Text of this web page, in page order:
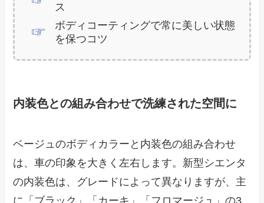
ス
ボディコーティングで常に美しい状態
を保つコツ
内装色との組み合わせで洗練された空間に
ベージュのボディカラーと内装色の組み合わせ
は、車の印象を大きく左右します。新型シエンタ
の内装色は、グレードによって異なりますが、主